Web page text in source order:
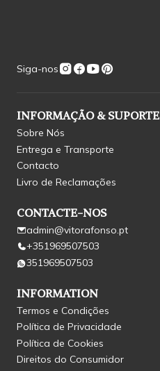
Siga-nos
INFORMAÇÃO & SUPORTE
Sobre Nós
Entrega e Transporte
Contacto
Livro de Reclamações
CONTACTE-NOS
admin@vitorafonso.pt
+351969507503
351969507503
INFORMATION
Termos e Condições
Política de Privacidade
Política de Cookies
Direitos do Consumidor